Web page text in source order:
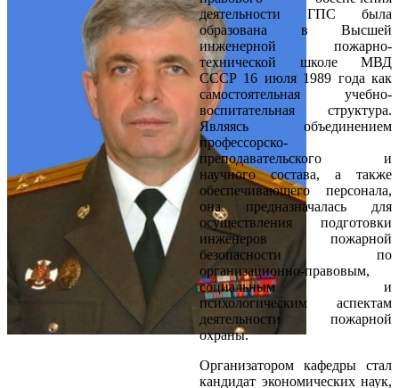
деятельности ГПС была
образована в Высшей
инженерной пожарно-
технической школе МВД
СССР 16 июля 1989 года как
самостоятельная учебно-
воспитательная структура.
Являясь объединением
профессорско-
преподавательского и
научного состава, а также
обеспечивающего персонала,
она предназначалась для
осуществления подготовки
инженеров пожарной
безопасности по
организационно-правовым,
социальным и
психологическим аспектам
деятельности пожарной
охраны.
Организатором кафедры стал
кандидат экономических наук,